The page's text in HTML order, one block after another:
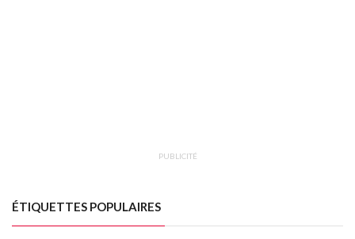
PUBLICITÉ
ÉTIQUETTES POPULAIRES